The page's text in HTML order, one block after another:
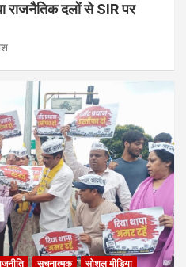
राजनैतिक दलों से SIR पर
सूचनात्मक सोशल मीडिया